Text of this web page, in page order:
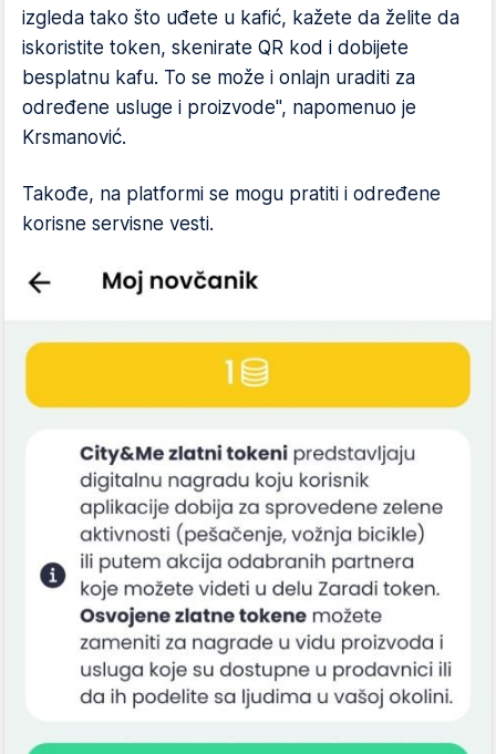
izgleda tako što uđete u kafić, kažete da želite da
iskoristite token, skenirate QR kod i dobijete
besplatnu kafu. To se može i onlajn uraditi za
određene usluge i proizvode", napomenuo je
Krsmanović.
Takođe, na platformi se mogu pratiti i određene
korisne servisne vesti.